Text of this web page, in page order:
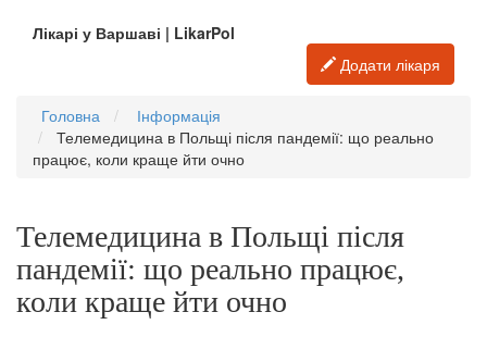
Лікарі у Варшаві | LikarPol
Додати лікаря
Головна
Інформація
Телемедицина в Польщі після пандемії: що реально
працює, коли краще йти очно
Телемедицина в Польщі після
пандемії: що реально працює,
коли краще йти очно